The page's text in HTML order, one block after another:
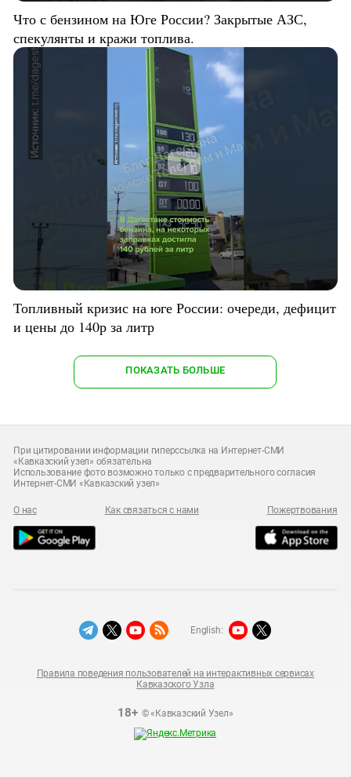
Что с бензином на Юге России? Закрытые АЗС,
спекулянты и кражи топлива.
Топливный кризис на юге России: очереди, дефицит
и цены до 140р за литр
ПОКАЗАТЬ БОЛЬШЕ
При цитировании информации гиперссылка на Интернет-СМИ
«Кавказский узел» обязательна
Использование фото возможно только с предварительного согласия
Интернет-СМИ «Кавказский узел»
О нас Как связаться с нами Пожертвования
18+© «Кавказский Узел»
Правила поведения пользователей на интерактивных сервисах
Кавказского Узла
English: